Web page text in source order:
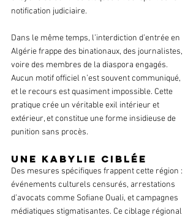
notification judiciaire.
Dans le même temps, l’interdiction d’entrée en
Algérie frappe des binationaux, des journalistes,
voire des membres de la diaspora engagés.
Aucun motif officiel n’est souvent communiqué,
et le recours est quasiment impossible. Cette
pratique crée un véritable exil intérieur et
extérieur, et constitue une forme insidieuse de
punition sans procès.
Une Kabylie ciblée
Des mesures spécifiques frappent cette région :
événements culturels censurés, arrestations
d’avocats comme Sofiane Ouali, et campagnes
médiatiques stigmatisantes. Ce ciblage régional